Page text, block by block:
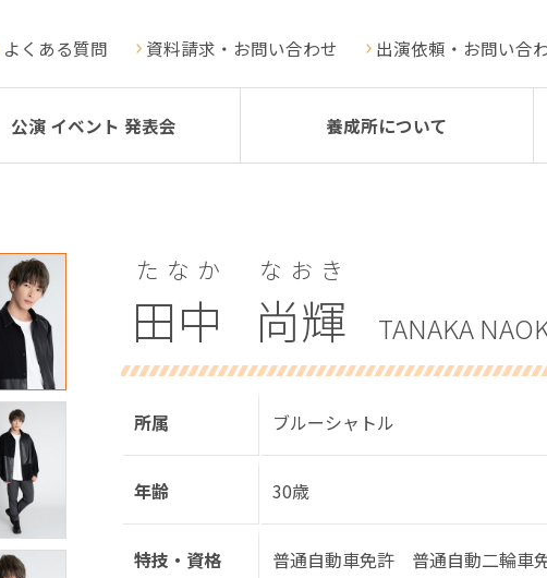
よくある質問 資料請求・お問い合わせ 出演依頼・お問い合
公演 イベント 発表会 養成所について
田中
たなか
尚輝
なおき
TANAKA
所属 ブルーシャトル
年齢 30歳
特技・資格
普通自動車免許 普通自動二輪